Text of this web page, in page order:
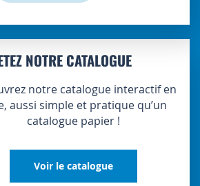
NOTRE CATALOGUE
notre catalogue interactif en
aussi simple et pratique qu’un
catalogue papier !
Voir le catalogue